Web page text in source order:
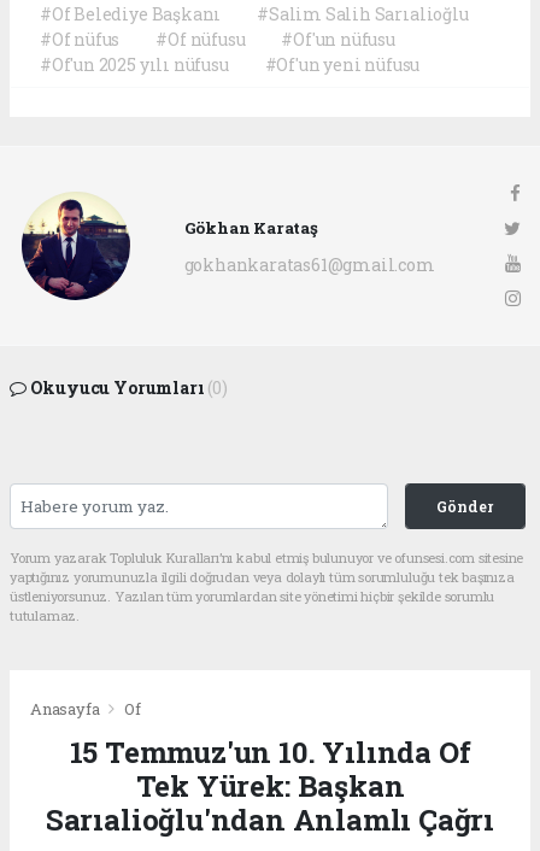
#Of Belediye Başkanı
#Salim Salih Sarıalioğlu
#Of nüfus
#Of nüfusu
#Of'un nüfusu
#Of'un 2025 yılı nüfusu
#Of'un yeni nüfusu
Gökhan Karataş
gokhankaratas61@gmail.com
Okuyucu Yorumları (0)
Gönder
Yorum yazarak Topluluk Kuralları’nı kabul etmiş bulunuyor ve ofunsesi.com sitesine
yaptığınız yorumunuzla ilgili doğrudan veya dolaylı tüm sorumluluğu tek başınıza
üstleniyorsunuz. Yazılan tüm yorumlardan site yönetimi hiçbir şekilde sorumlu
tutulamaz.
Anasayfa Of
15 Temmuz'un 10. Yılında Of
Tek Yürek: Başkan
Sarıalioğlu'ndan Anlamlı Çağrı